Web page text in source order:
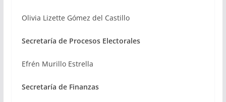
Olivia Lizette Gómez del Castillo
Secretaría de Procesos Electorales
Efrén Murillo Estrella
Secretaría de Finanzas